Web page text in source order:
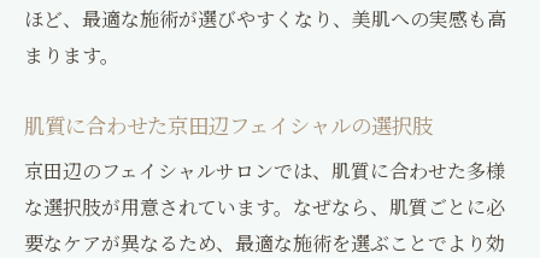
ほど、最適な施術が選びやすくなり、美肌への実感も高
まります。
肌質に合わせた京田辺フェイシャルの選択肢
京田辺のフェイシャルサロンでは、肌質に合わせた多様
な選択肢が用意されています。なぜなら、肌質ごとに必
要なケアが異なるため、最適な施術を選ぶことでより効